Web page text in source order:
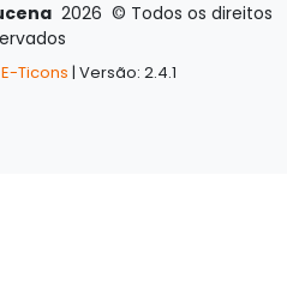
2026 © Todos os direitos
E-Ticons | Versão: 2.4.1